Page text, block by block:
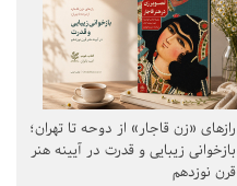
رازهای «زن قاجار» از دوحه تا تهران؛
بازخوانی زیبایی و قدرت در آیینه هنر
قرن نوزدهم